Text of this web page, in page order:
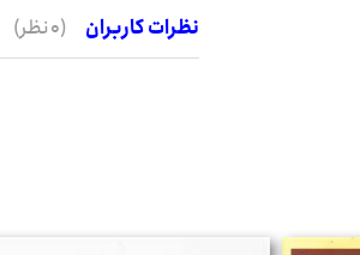
نظرات کاربران (0 نظر)